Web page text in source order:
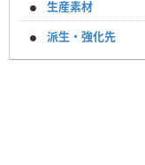
生産素材
派生・強化先